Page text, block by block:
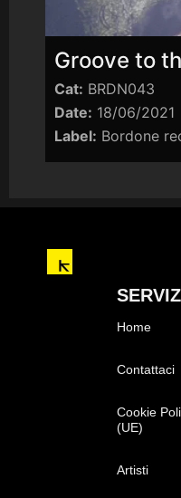
Groove to
Cat: BRDN043
Date: 18/06/2021
Label: Bordone
Home
Contattaci
Cookie
(UE)
Artisti